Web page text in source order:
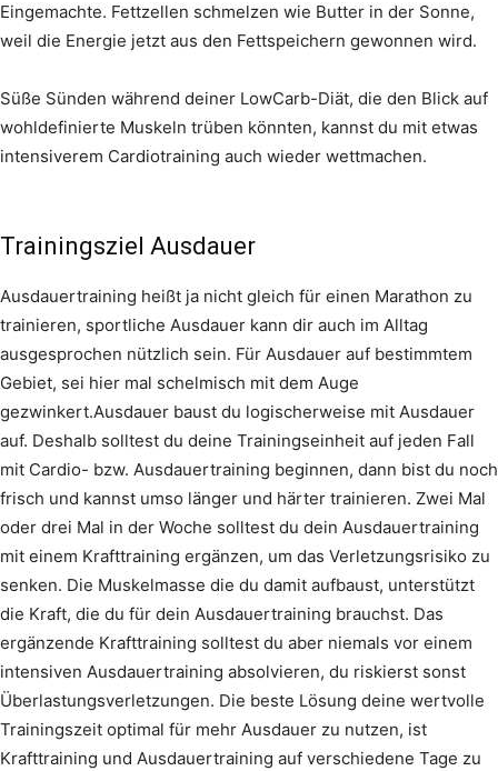
Eingemachte. Fettzellen schmelzen wie Butter in der Sonne,
weil die Energie jetzt aus den Fettspeichern gewonnen wird.
Süße Sünden während deiner LowCarb-Diät, die den Blick auf
wohldefinierte Muskeln trüben könnten, kannst du mit etwas
intensiverem Cardiotraining auch wieder wettmachen.
Trainingsziel Ausdauer
Ausdauertraining heißt ja nicht gleich für einen Marathon zu
trainieren, sportliche Ausdauer kann dir auch im Alltag
ausgesprochen nützlich sein. Für Ausdauer auf bestimmtem
Gebiet, sei hier mal schelmisch mit dem Auge
gezwinkert.Ausdauer baust du logischerweise mit Ausdauer
auf. Deshalb solltest du deine Trainingseinheit auf jeden Fall
mit Cardio- bzw. Ausdauertraining beginnen, dann bist du noch
frisch und kannst umso länger und härter trainieren. Zwei Mal
oder drei Mal in der Woche solltest du dein Ausdauertraining
mit einem Krafttraining ergänzen, um das Verletzungsrisiko zu
senken. Die Muskelmasse die du damit aufbaust, unterstützt
die Kraft, die du für dein Ausdauertraining brauchst. Das
ergänzende Krafttraining solltest du aber niemals vor einem
intensiven Ausdauertraining absolvieren, du riskierst sonst
Überlastungsverletzungen. Die beste Lösung deine wertvolle
Trainingszeit optimal für mehr Ausdauer zu nutzen, ist
Krafttraining und Ausdauertraining auf verschiedene Tage zu